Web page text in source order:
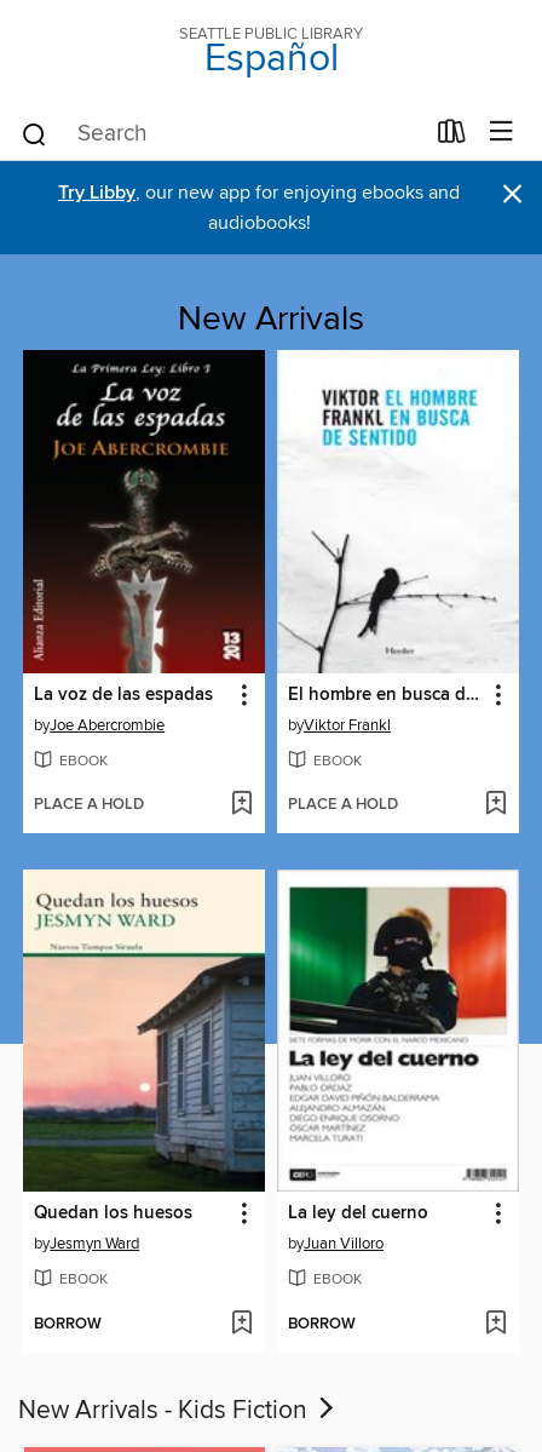
SEATTLE PUBLIC LIBRARY
Español
Try Libby, our new app for enjoying ebooks and
audiobooks!
×
New Arrivals
La voz de las espadas
byJoe Abercrombie
EBOOK
PLACE A HOLD
El hombre en busca de sentido
byViktor Frankl
EBOOK
PLACE A HOLD
Quedan los huesos
byJesmyn Ward
EBOOK
BORROW
La ley del cuerno
byJuan Villoro
EBOOK
BORROW
New Arrivals - Kids Fiction